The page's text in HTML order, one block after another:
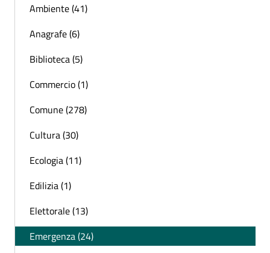
Ambiente (41)
Anagrafe (6)
Biblioteca (5)
Commercio (1)
Comune (278)
Cultura (30)
Ecologia (11)
Edilizia (1)
Elettorale (13)
Emergenza (24)